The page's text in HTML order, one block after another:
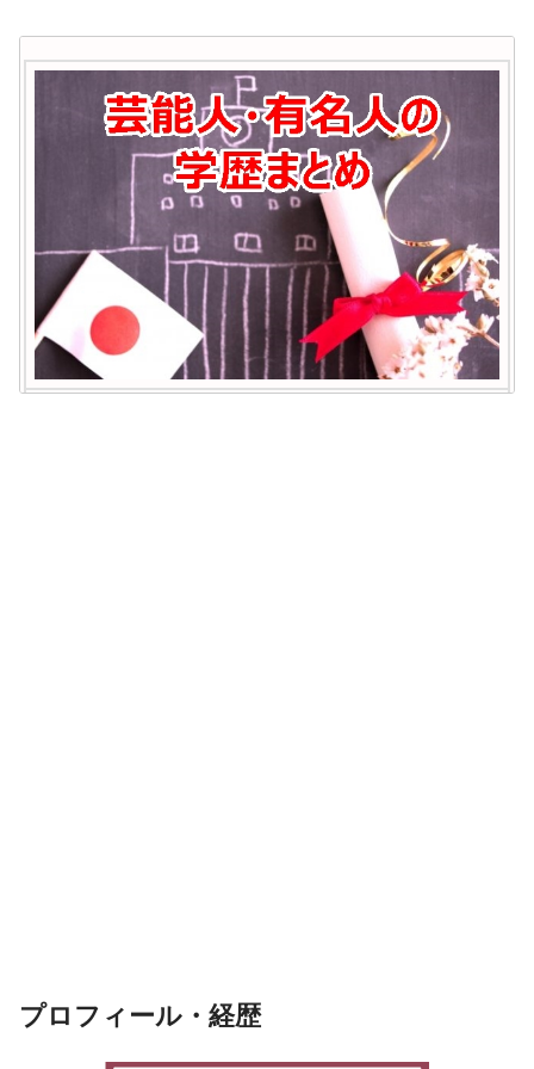
プロフィール・経歴